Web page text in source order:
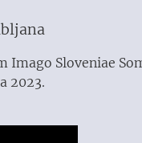
Imago Sloveniae
2023.